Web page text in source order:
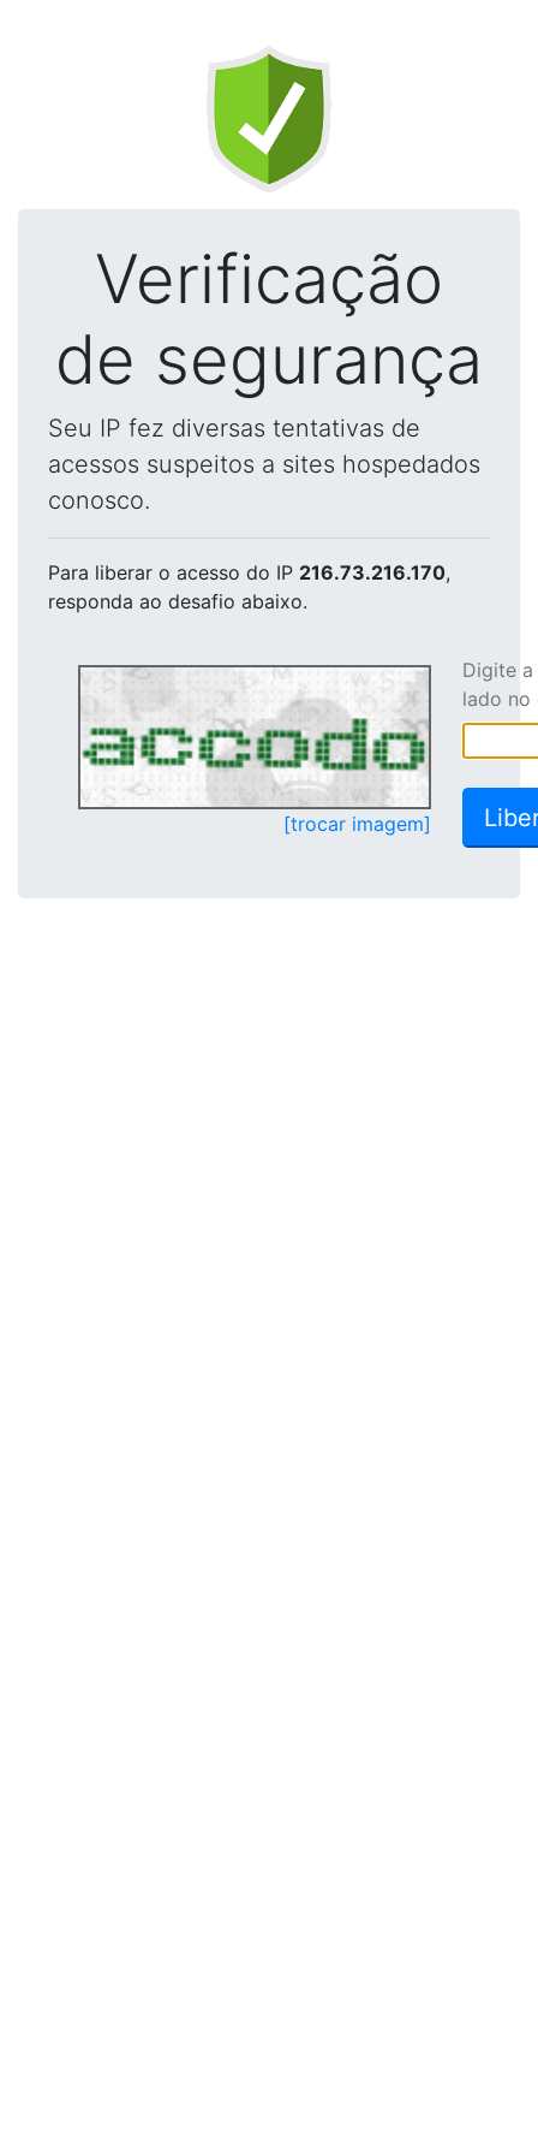
Verificação
de segurança
Seu IP fez diversas tentativas de
acessos suspeitos a sites hospedados
conosco.
Para liberar o acesso do IP 216.73.216.170,
responda ao desafio abaixo.
[trocar imagem]
Digite
lado no